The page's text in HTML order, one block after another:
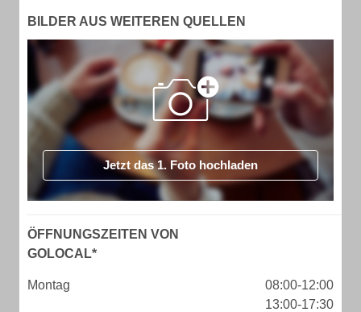
BILDER AUS WEITEREN QUELLEN
Jetzt das 1. Foto hochladen
ÖFFNUNGSZEITEN VON
GOLOCAL*
Montag
08:00-12:00
13:00-17:30